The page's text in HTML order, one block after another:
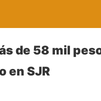
de 58 mil
en SJR